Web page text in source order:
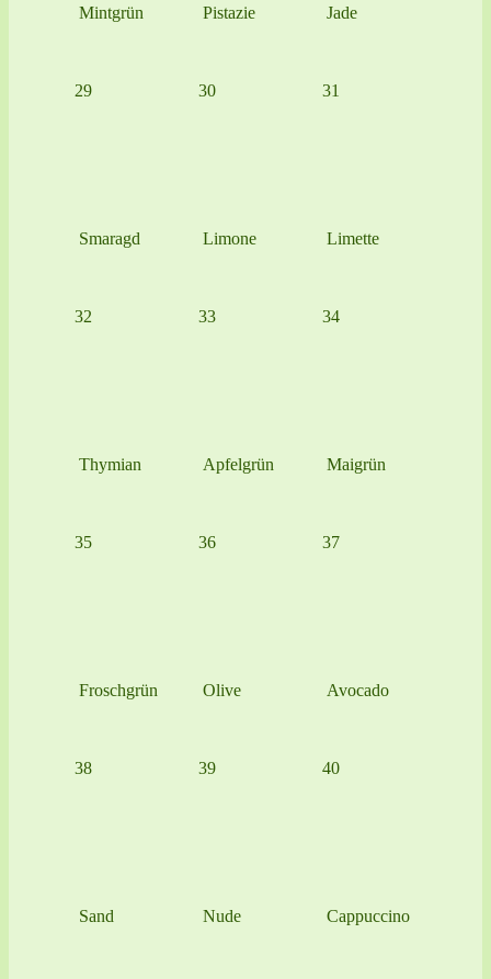
Mintgrün Pistazie Jade
29
Smaragd
30
Limone
31
Limette
32
Thymian
33
Apfelgrün
34
Maigrün
35
Froschgrün
36
Olive
37
Avocado
38
Sand
39
Nude
40
Cappuccino